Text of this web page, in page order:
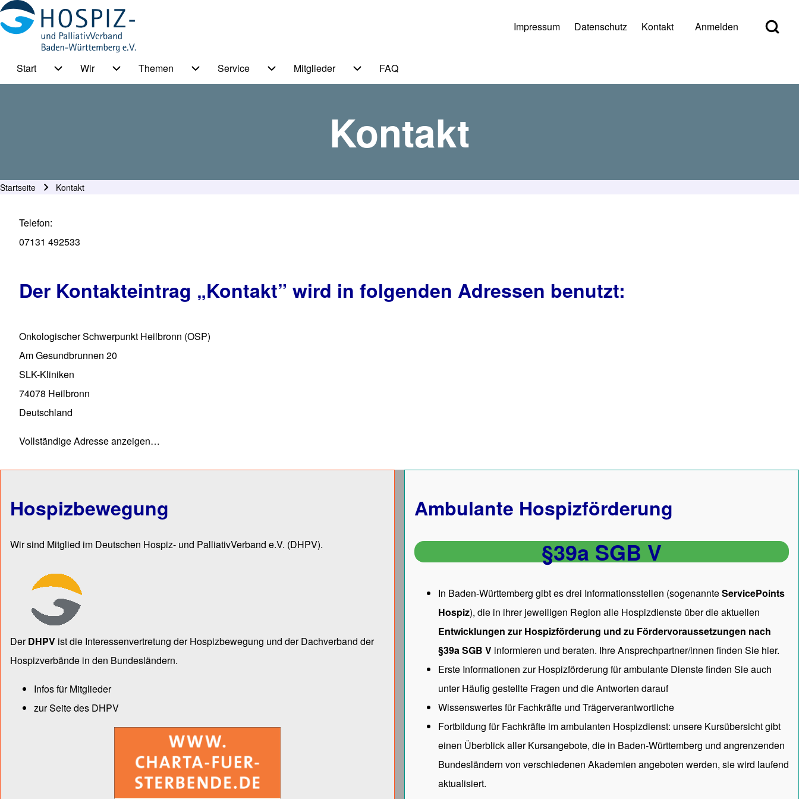
Open Search
User account menu
Impressum Datenschutz Kontakt Anmelden
HPV BW Hauptmenu
Start Wir Themen
Unternavigation von Themen
Service
Unternavigation von Service
Mitglieder FAQ
Kontakt
Startseite Kontakt
Telefon
07131 492533
Der Kontakteintrag „Kontakt” wird in folgenden Adressen benutzt:
Onkologischer Schwerpunkt Heilbronn (OSP)
Am Gesundbrunnen 20
SLK-Kliniken
74078 Heilbronn
Deutschland
Vollständige Adresse anzeigen…
Hospizbewegung
Wir sind Mitglied im Deutschen Hospiz- und PalliativVerband e.V. (DHPV).
DerDHPV ist die Inter­essen­ver­tre­tung der Hospiz­bewegung und der Dach­verband der
Hospiz­verbände in den Bun­des­län­dern.
Infos für Mitglieder
zur Seite des DHPV
Ambulante Hospizförderung
§39a SGB V
In Baden-Württemberg gibt es drei Informationsstellen (sogenannteServicePoints
Hospiz), die in ihrer jeweiligen Region alle Hospizdienste über die aktuellen
Entwicklungen zur Hospizförderung und zu Fördervoraussetzungen nach
§39a SGB V informieren und beraten. Ihre Ansprechpartner/innen finden Sie hier.
Erste Informationen zur Hospizförderung für ambulante Dienste finden Sie auch
unterHäufig gestellte Fragen und die Antworten darauf
Wissenswertes für Fachkräfte und Trägerverantwortliche
Fortbildung für Fachkräfte im ambulanten Hospizdienst: unsere Kursübersichtgibt
einen Überblick aller Kursangebote, die in Baden-Württemberg und angrenzenden
Bundesländern von verschiedenen Akademien angeboten werden, sie wird laufend
aktualisiert.